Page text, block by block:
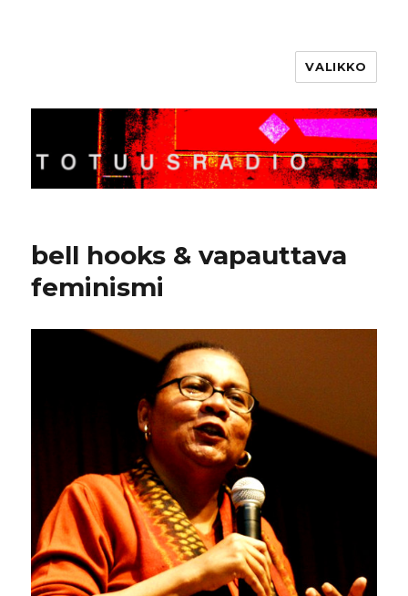
VALIKKO
bell hooks & vapauttava
feminismi